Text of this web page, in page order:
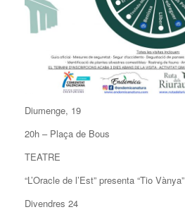
Diumenge, 19
20h – Plaça de Bous
TEATRE
“L’Oracle de l’Est” presenta “Tio Vànya”
Divendres 24